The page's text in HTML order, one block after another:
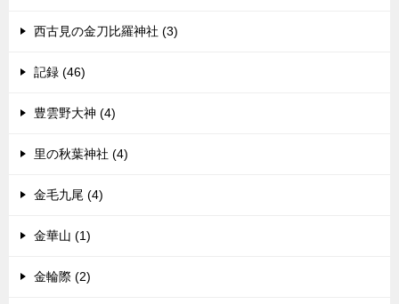
西古見の金刀比羅神社 (3)
記録 (46)
豊雲野大神 (4)
里の秋葉神社 (4)
金毛九尾 (4)
金華山 (1)
金輪際 (2)